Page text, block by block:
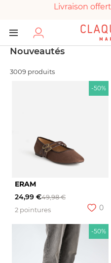
Livraison
Paiement
Chaussures
Nouveautés
3009 produits
-50%
ERAM
24,99 €49,98 €
2 pointures
0
-50%